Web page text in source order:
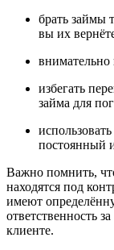
брать займы
вы их
внимательно
избегать
займа для
постоянный
Важно помнить,
находятся под
имеют
ответственность
клиенте.